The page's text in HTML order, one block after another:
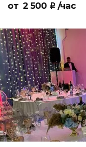
от 2 500 ₽ /час